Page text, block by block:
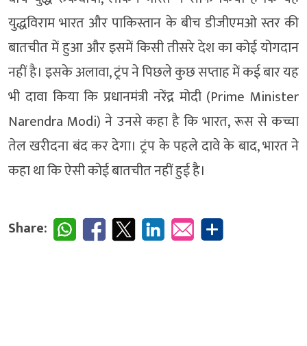
युद्धविराम भारत और पाकिस्तान के बीच डीजीएमओ स्तर की
बातचीत में हुआ और इसमें किसी तीसरे देश का कोई योगदान
नहीं है। इसके अलावा, ट्रंप ने पिछले कुछ सप्ताह में कई बार यह
भी दावा किया कि प्रधानमंत्री नरेंद्र मोदी (Prime Minister
Narendra Modi) ने उनसे कहा है कि भारत, रूस से कच्चा
तेल खरीदना बंद कर देगा। ट्रंप के पहले दावे के बाद, भारत ने
कहा था कि ऐसी कोई बातचीत नहीं हुई है।
Share: